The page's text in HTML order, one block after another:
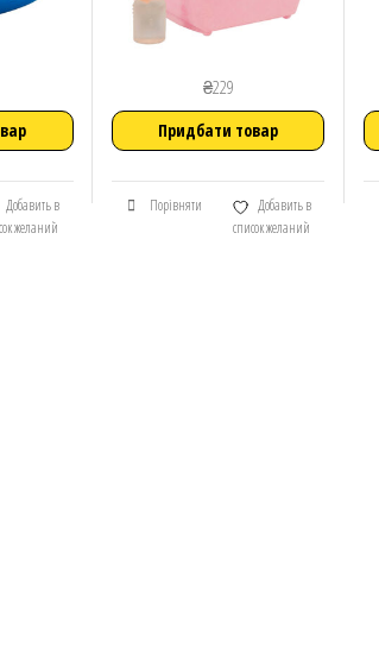
Добавить в
желаний
₴229
Придбати товар
Порівняти
Добавить в
список желаний